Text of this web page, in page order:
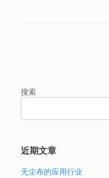
搜索
近期文章
无尘布的应用行业